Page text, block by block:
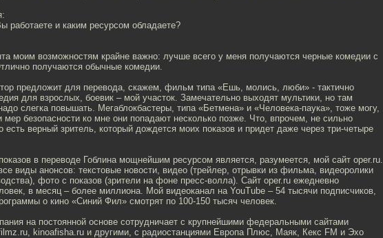
работаете и каким ресурсом обладаете?
моим возможностям крайне важно: лучше всего у меня получаются черные комедии с
получаются обычные комедии.
предложит для перевода, скажем, фильм типа «Ешь, молись, люби» - тактично
для взрослых, боевик – мой участок. Замечательно выходят мультики, но там
слегка повышать. Мегаблокбастеры, типа «Бетмена» и «Человека-паука», тоже могу,
мер безопасности ко мне они попадают несколько позже. Что, впрочем, не сильно
есть верный зритель, который дождется моих показов и придет даже через три-четыре
в переводе Гоблина мощнейшим ресурсом является, разумеется, мой сайт oper.ru.
виды анонсов: текстовые новости, видео (трейлер, отрывки из фильма, видеоролики
фото с показов (зрители на фоне пресс-волла). Сайт оper.ru ежедневно
в месяц – более миллиона. Мой видеоканал на YouTube – 54 тысячи подписчиков,
о кино «Синий Фил» смотрят по 100-150 тысяч человек.
на постоянной основе сотрудничает с крупнейшими федеральными сайтами
kinoafisha.ru и другими, с радиостанциями Европа Плюс, Маяк, Кекс FM и Эхо